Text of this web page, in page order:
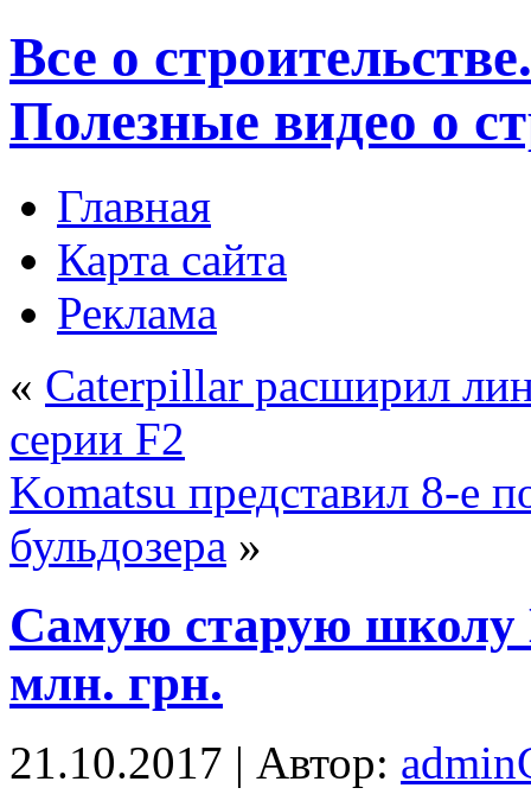
Все о
Полезные видео о
Главная
Карта сайта
Реклама
« Caterpillar расширил
серии F2
Komatsu представил 8-е
бульдозера »
Самую старую школу
млн. грн.
21.10.2017 | Автор: